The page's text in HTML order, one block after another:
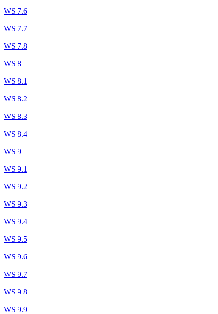
WS 7.6
WS 7.7
WS 7.8
WS 8
WS 8.1
WS 8.2
WS 8.3
WS 8.4
WS 9
WS 9.1
WS 9.2
WS 9.3
WS 9.4
WS 9.5
WS 9.6
WS 9.7
WS 9.8
WS 9.9